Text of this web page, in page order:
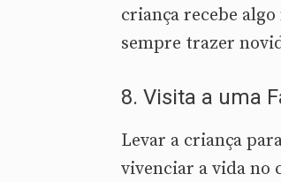
criança recebe
sempre trazer
8. Visita a uma
Levar a criança
vivenciar a vida no